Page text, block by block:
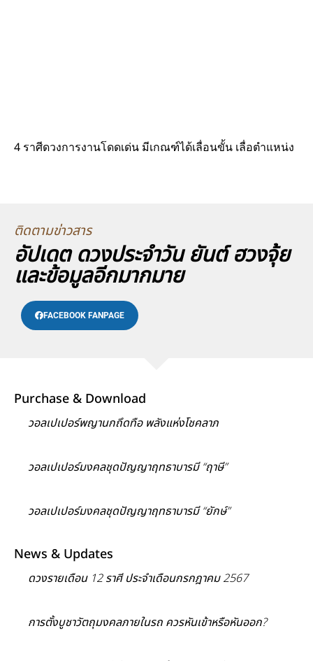
4 ราศีดวงการงานโดดเด่น มีเกณฑ์ได้เลื่อนขั้น เลื่อตำแหน่ง
ติดตามข่าวสาร
อัปเดต ดวงประจำวัน ยันต์ ฮวงจุ้ย
และข้อมูลอีกมากมาย
FACEBOOK FANPAGE
Purchase & Download
วอลเปเปอร์พญานกถึดทือ พลังแห่งโชคลาภ
วอลเปเปอร์มงคลชุดปัญญาฤทธาบารมี “ฤาษี”
วอลเปเปอร์มงคลชุดปัญญาฤทธาบารมี “ยักษ์”
News & Updates
ดวงรายเดือน 12 ราศี ประจำเดือนกรกฎาคม 2567
การตั้งบูชาวัตถุมงคลภายในรถ ควรหันเข้าหรือหันออก?